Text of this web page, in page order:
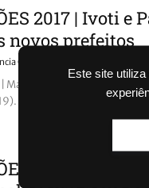
Este site
2017 | Ivoti e
novos prefeitos
GBC
Mais de 20 mil eleitores
Os eleitores de Ivoti e de
2017 |